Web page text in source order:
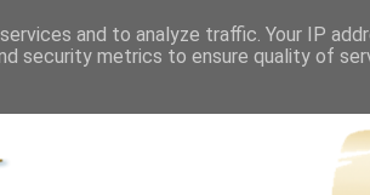
and to analyze traffic. Your IP
security metrics to ensure quality of